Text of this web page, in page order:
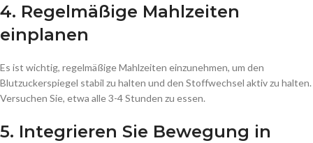
4. Regelmäßige Mahlzeiten
einplanen
Es ist wichtig, regelmäßige Mahlzeiten einzunehmen, um den
Blutzuckerspiegel stabil zu halten und den Stoffwechsel aktiv zu halten.
Versuchen Sie, etwa alle 3-4 Stunden zu essen.
5. Integrieren Sie Bewegung in